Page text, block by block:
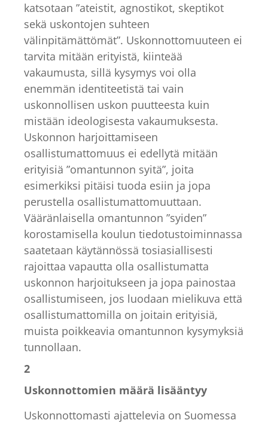
katsotaan ”ateistit, agnostikot, skeptikot
sekä uskontojen suhteen
välinpitämättömät”. Uskonnottomuuteen ei
tarvita mitään erityistä, kiinteää
vakaumusta, sillä kysymys voi olla
enemmän identiteetistä tai vain
uskonnollisen uskon puutteesta kuin
mistään ideologisesta vakaumuksesta.
Uskonnon harjoittamiseen
osallistumattomuus ei edellytä mitään
erityisiä ”omantunnon syitä”, joita
esimerkiksi pitäisi tuoda esiin ja jopa
perustella osallistumattomuuttaan.
Vääränlaisella omantunnon ”syiden”
korostamisella koulun tiedotustoiminnassa
saatetaan käytännössä tosiasiallisesti
rajoittaa vapautta olla osallistumatta
uskonnon harjoitukseen ja jopa painostaa
osallistumiseen, jos luodaan mielikuva että
osallistumattomilla on joitain erityisiä,
muista poikkeavia omantunnon kysymyksiä
tunnollaan.
2
Uskonnottomien määrä lisääntyy
Uskonnottomasti ajattelevia on Suomessa